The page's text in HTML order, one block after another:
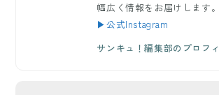
幅広く情報をお届けします。
▶公式Instagram
サンキュ！編集部のプロフ